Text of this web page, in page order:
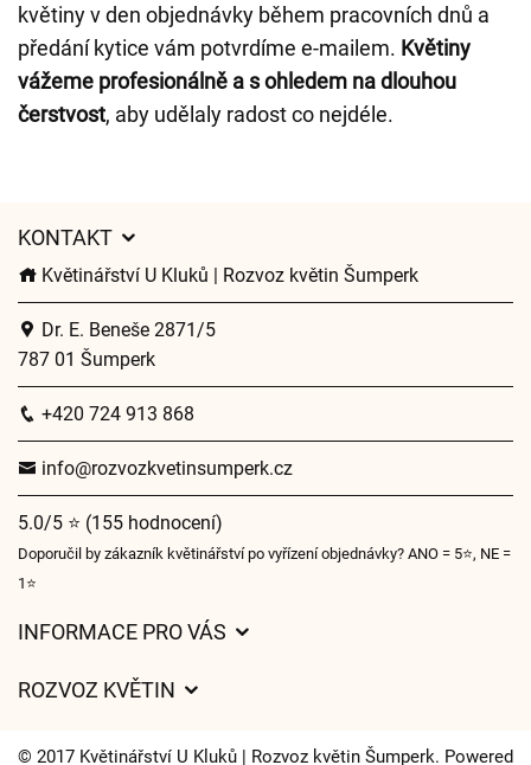
květiny v den objednávky během pracovních dnů a
předání kytice vám potvrdíme e-mailem. Květiny
vážeme profesionálně a s ohledem na dlouhou
čerstvost, aby udělaly radost co nejdéle.
KONTAKT
Květinářství U Kluků | Rozvoz květin Šumperk
Dr. E. Beneše 2871/5
787 01 Šumperk
+420 724 913 868
info@rozvozkvetinsumperk.cz
5.0/5 ⭐ (155 hodnocení)
Doporučil by zákazník květinářství po vyřízení objednávky? ANO = 5⭐, NE =
1⭐
INFORMACE PRO VÁS
Často kladené dotazy
ROZVOZ KVĚTIN
© 2017 Květinářství U Kluků | Rozvoz květin Šumperk. Powered